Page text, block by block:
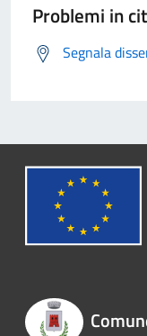
Problemi in
Segnala